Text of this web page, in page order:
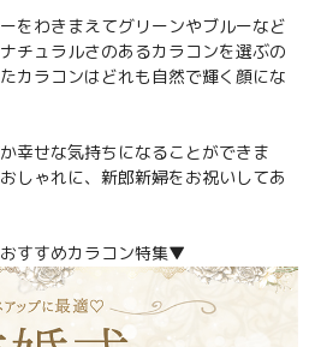
をわきまえてグリーンやブルーなど
チュラルさのあるカラコンを選ぶの
カラコンはどれも自然で輝く顔にな
幸せな気持ちになることができま
しゃれに、新郎新婦をお祝いしてあ
すすめカラコン特集▼